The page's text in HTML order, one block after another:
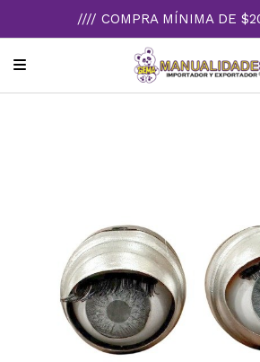
//// COMPRA MÍNIMA DE